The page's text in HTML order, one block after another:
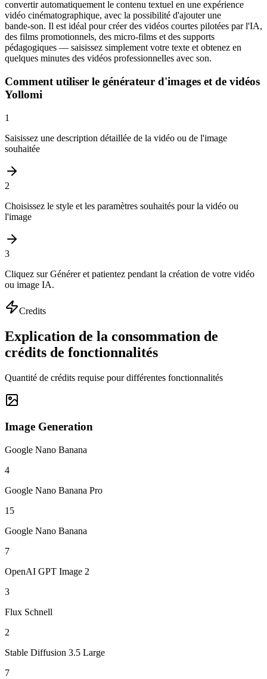
convertir automatiquement le contenu textuel en une expérience
vidéo cinématographique, avec la possibilité d'ajouter une
bande‑son. Il est idéal pour créer des vidéos courtes pilotées par l'IA,
des films promotionnels, des micro‑films et des supports
pédagogiques — saisissez simplement votre texte et obtenez en
quelques minutes des vidéos professionnelles avec son.
Comment utiliser le générateur d'images et de vidéos
Yollomi
1
Saisissez une description détaillée de la vidéo ou de l'image
souhaitée
2
Choisissez le style et les paramètres souhaités pour la vidéo ou
l'image
3
Cliquez sur Générer et patientez pendant la création de votre vidéo
ou image IA.
Credits
Explication de la consommation de
crédits de fonctionnalités
Quantité de crédits requise pour différentes fonctionnalités
Image Generation
Google Nano Banana
4
Google Nano Banana Pro
15
Google Nano Banana
7
OpenAI GPT Image 2
3
Flux Schnell
2
Stable Diffusion 3.5 Large
7